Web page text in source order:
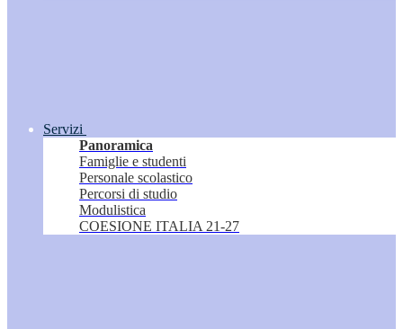
Servizi
Panoramica
Famiglie e studenti
Personale scolastico
Percorsi di studio
Modulistica
COESIONE ITALIA 21-27